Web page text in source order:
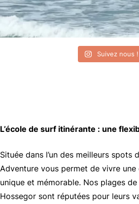
Suivez nous !
L’école de surf itinérante : une
Située dans l’un des meilleurs spots
Adventure vous permet de vivre
unique et mémorable. Nos plages
Hossegor sont réputées pour leurs